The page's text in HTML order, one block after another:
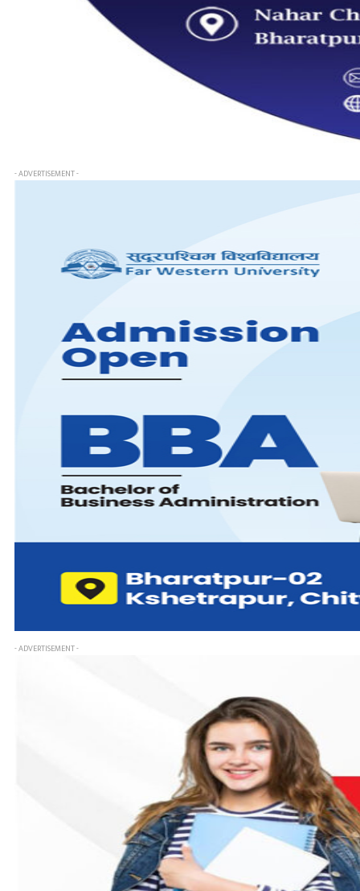
- ADVERTISEMENT -
- ADVERTISEMENT -